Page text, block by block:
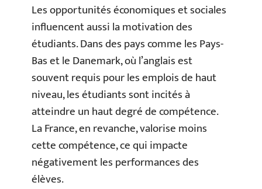
Les opportunités économiques et sociales
influencent aussi la motivation des
étudiants. Dans des pays comme les Pays-
Bas et le Danemark, où l’anglais est
souvent requis pour les emplois de haut
niveau, les étudiants sont incités à
atteindre un haut degré de compétence.
La France, en revanche, valorise moins
cette compétence, ce qui impacte
négativement les performances des
élèves.